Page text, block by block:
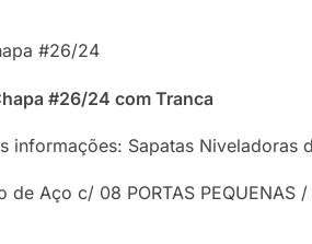
#26/24
#26/24 com Tranca
informações: Sapatas Niveladoras
Aço c/ 08 PORTAS PEQUENAS /